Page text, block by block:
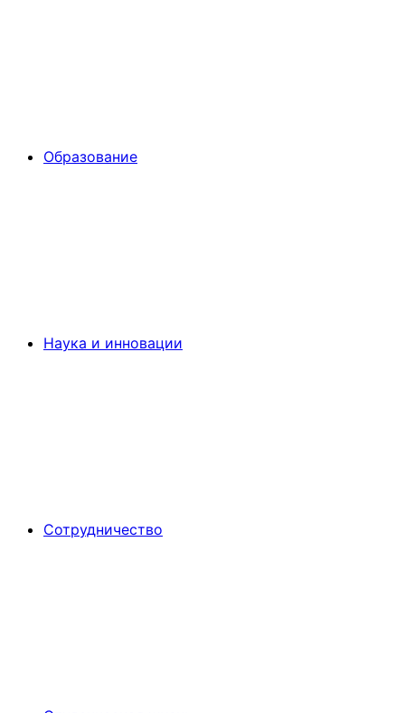
Образование
Наука и инновации
Сотрудничество